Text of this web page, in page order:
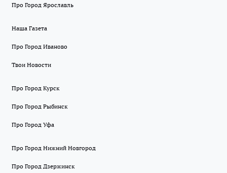
Про Город Ярославль
Наша Газета
Про Город Иваново
Твои Новости
Про Город Курск
Про Город Рыбинск
Про Город Уфа
Про Город Нижний Новгород
Про Город Дзержинск